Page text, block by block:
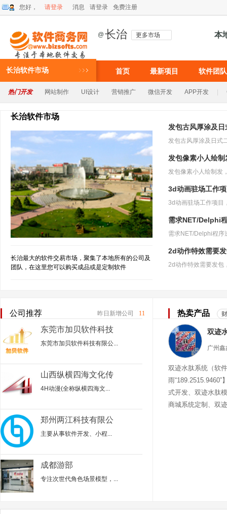
您好， 请登录 消息 请登录 免费注册
@ 长治 更多市场 本
长治软件市场 首页 最新项目 软件团队
热门开发 网站制作 UI设计 营销推广 微信开发 APP开发
长治软件市场
长治最大的软件交易市场，聚集了本地所有的公司及
团队，在这里您可以购买成品或是定制软件
发包古风厚涂及日
发包像素小人绘制
3d动画驻场工作
需求NET/Delphi
2d动作特效需要
公司推荐 昨日新增公司 11
东莞市加贝软件科技
东莞市加贝软件科技有限公...
山西纵横四海文化传
4H动漫(全称纵横四海文...
郑州两江科技有限公
主要从事‌软件开发、小程...
成都游部
专注次世代角色场景模型，...
热卖产品
双迹水肽系统（软
雨“189.2515.9460”
式开发、双迹水肽
商城系统定制、双